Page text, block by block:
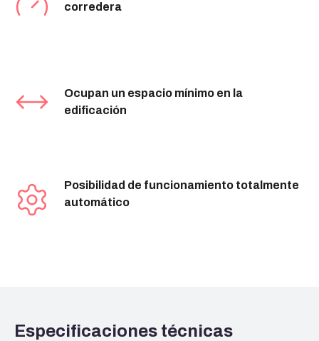
corredera
Ocupan un espacio mínimo en la
edificación
Posibilidad de funcionamiento totalmente
automático
Especificaciones técnicas